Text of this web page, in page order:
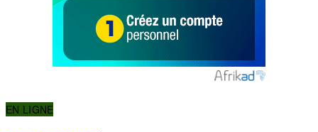
EN LIGNE